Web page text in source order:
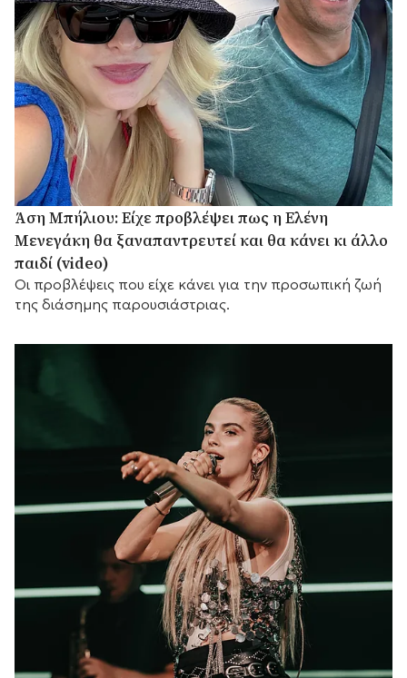
Άση Μπήλιου: Είχε προβλέψει πως η Ελένη
Μενεγάκη θα ξαναπαντρευτεί και θα κάνει κι άλλο
παιδί (video)
Οι προβλέψεις που είχε κάνει για την προσωπική ζωή
της διάσημης παρουσιάστριας.